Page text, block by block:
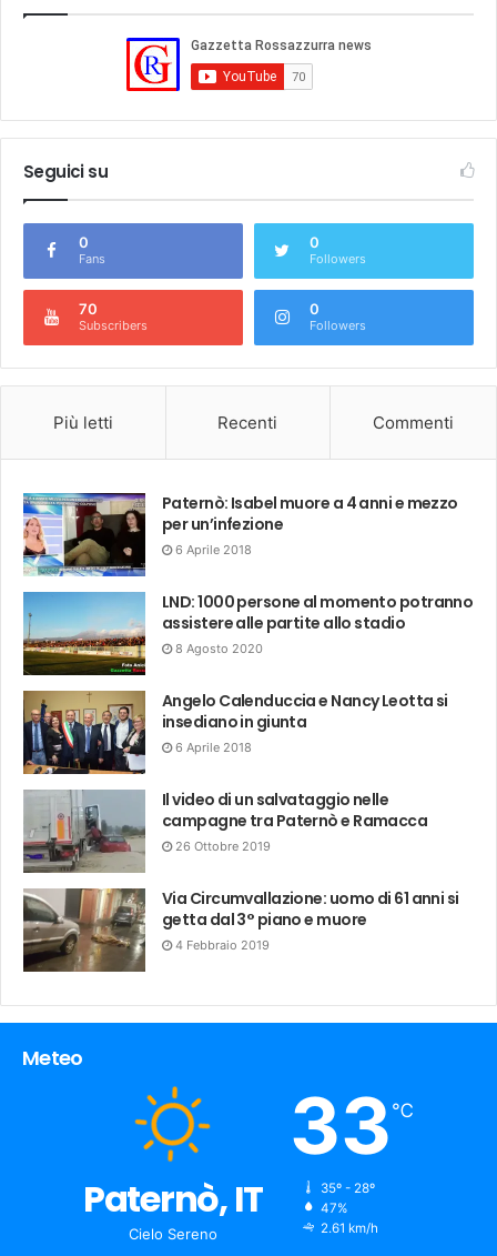
Seguici su
0
Fans
0
Followers
70
Subscribers
0
Followers
Più letti Recenti Commenti
Paternò: Isabel muore a 4 anni e mezzo
per un’infezione
6 Aprile 2018
LND: 1000 persone al momento potranno
assistere alle partite allo stadio
8 Agosto 2020
Angelo Calenduccia e Nancy Leotta si
insediano in giunta
6 Aprile 2018
Il video di un salvataggio nelle
campagne tra Paternò e Ramacca
26 Ottobre 2019
Via Circumvallazione: uomo di 61 anni si
getta dal 3° piano e muore
4 Febbraio 2019
Meteo
Paternò, IT
Cielo Sereno
33 ℃
35º - 28º
humidity:
47%
wind:
2.61 km/h